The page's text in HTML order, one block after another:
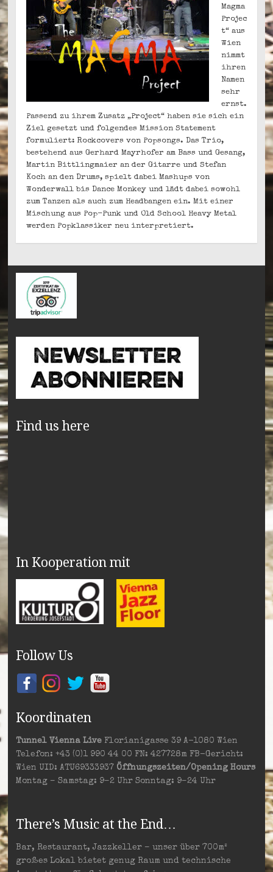
Magma
Projec
t“ aus
Wien
nimmt
ihren
Namen
sehr
ernst.
Passend zu ihrem Zusatz „Project“ haben sie sich ein
Ziel gesetzt und folgendes Mission Statement
formuliert: Rockcovers von Popsongs. Das Trio,
bestehend aus Gerhard Mayrhofer am Bass und Gesang,
Martin Bittlingmaier an der Gitarre und Stefan
Koch an den Drums, spielt dabei Mashups von
Wonderwall bis Dance Monkey und lädt dabei sowohl
zum Tanzen als auch zum Headbangen ein. Mit einer
Mischung aus Pop-Punk und Old School Heavy Metal
werden Popklassiker neu interpretiert.
Find us here
In Kooperation mit
Follow Us
Koordinaten
Tunnel Vienna LiveFlorianigasse 39 A-1080 Wien
Telefon: +43 (0)1 990 44 00 FN: 427728m FB-Gericht:
Wien UID: ATU69333937 Öffnungszeiten/Opening Hours
Montag – Samstag: 9–2 Uhr Sonntag: 9–24 Uhr
There’s Music at the End…
Bar, Restaurant, Jazzkeller – unser über 700m²
großes Lokal bietet genug Raum und technische